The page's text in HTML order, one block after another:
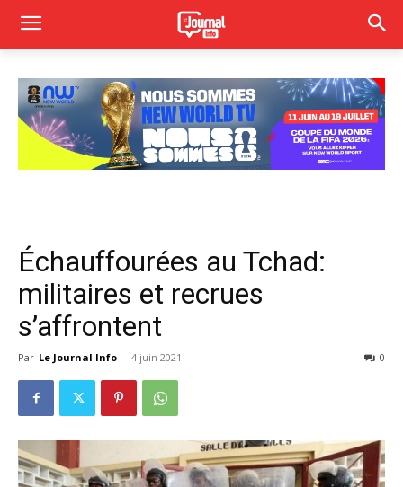
Échauffourées au Tchad:
militaires et recrues
s’affrontent
Par Le Journal Info - 4 juin 2021 0